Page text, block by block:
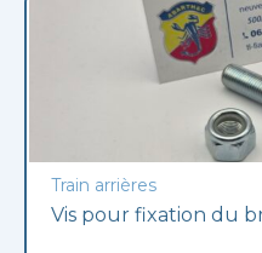
Train arrières
Vis pour fixation du